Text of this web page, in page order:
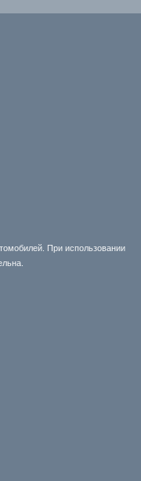
При использовании